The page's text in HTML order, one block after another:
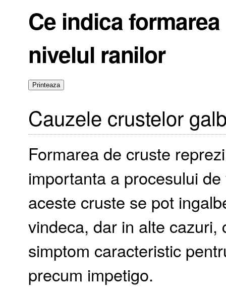
Ce indica
nivelul ranilor
Cauzele crustelor
Formarea de cruste
importanta a procesului
aceste cruste se pot
vindeca, dar in alte
simptom caracteristic
precum impetigo.